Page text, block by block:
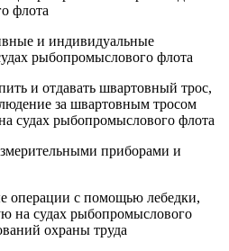
флота
и индивидуальные
рыбопромыслового флота
и отдавать швартовный трос,
за швартовным тросом
судах рыбопромыслового флота
приборами и
операции с помощью лебедки,
на судах рыбопромыслового
охраны труда